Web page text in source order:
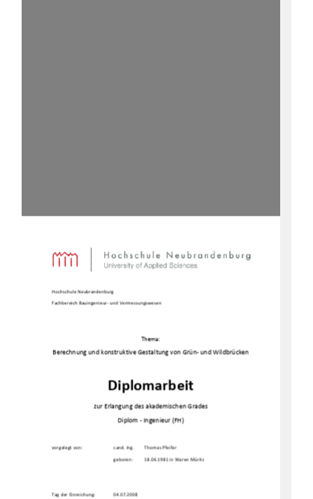
Hochschule Neubrandenburg
Fachbereich Bauingenieur- und Vermessungswesen
Thema:
Berechnung und konstruktive Gestaltung von Grün- und Wildbrücken
Diplomarbeit
zur Erlangung des akademischen Grades
Diplom - Ingenieur (FH)
vorgelegt von: cand. Ing. Thomas Pfeifer
geboren: 18.06.1981 in Waren Müritz
Tag der Einreichung: 04.07.2008